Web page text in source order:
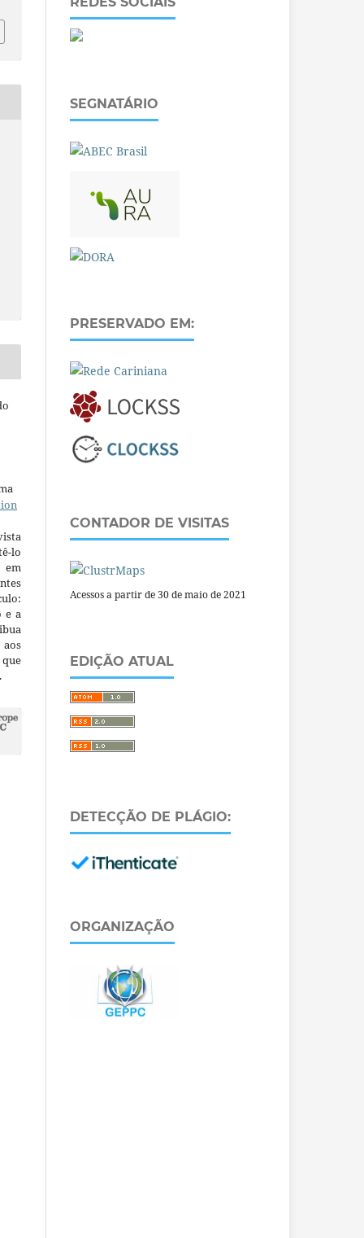
lo
em
e a
SEGNATÁRIO
PRESERVADO EM:
CONTADOR DE VISITAS
Acessos a partir de 30 de maio de 2021
EDIÇÃO ATUAL
DETECÇÃO DE PLÁGIO:
ORGANIZAÇÃO